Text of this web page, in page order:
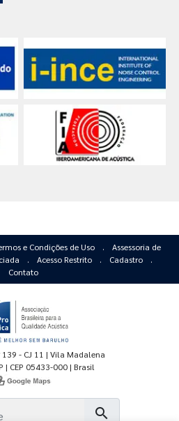
e Condições de Uso .
Assessoria de
. Acesso Restrito . Cadastro
.
Contato
139 - CJ 11 | Vila Madalena
| CEP 05433-000 | Brasil
search